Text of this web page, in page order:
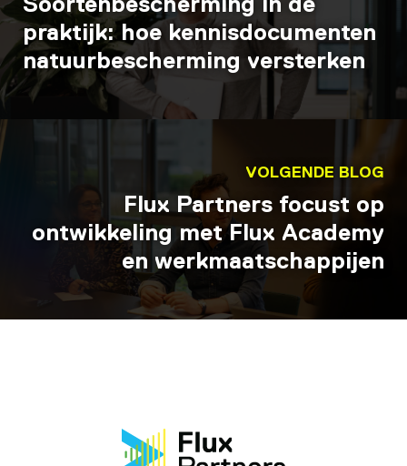
Soortenbescherming in de
praktijk: hoe kennisdocumenten
natuurbescherming versterken
VOLGENDE BLOG
Flux Partners focust op
ontwikkeling met Flux Academy
en werkmaatschappijen